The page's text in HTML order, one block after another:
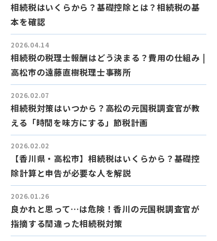
相続税はいくらから？基礎控除とは？相続税の基
本を確認
2026.04.14
相続税の税理士報酬はどう決まる？費用の仕組み |
高松市の遠藤直樹税理士事務所
2026.02.07
相続税対策はいつから？高松の元国税調査官が教
える「時間を味方にする」節税計画
2026.02.02
【香川県・高松市】相続税はいくらから？基礎控
除計算と申告が必要な人を解説
2026.01.26
良かれと思って…は危険！香川の元国税調査官が
指摘する間違った相続税対策